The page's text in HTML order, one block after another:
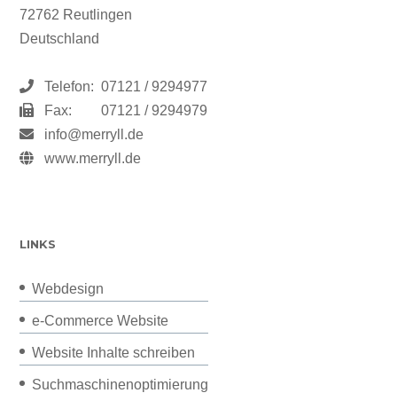
72762 Reutlingen
Deutschland
Telefon: 07121 / 9294977
Fax:
07121 / 9294979
info@merryll.de
www.merryll.de
LINKS
Webdesign
e-Commerce Website
Website Inhalte schreiben
Suchmaschinenoptimierung